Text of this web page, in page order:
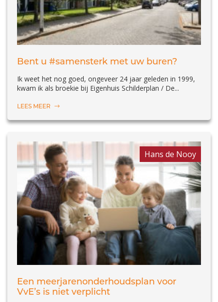
Bent u #samensterk met uw buren?
Ik weet het nog goed, ongeveer 24 jaar geleden in 1999,
kwam ik als broekie bij Eigenhuis Schilderplan / De...
LEES MEER
Hans de Nooy
Een meerjarenonderhoudsplan voor
VvE’s is niet verplicht